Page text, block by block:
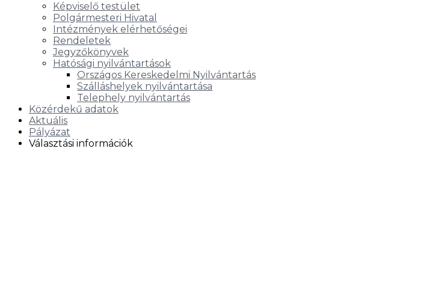
Képviselő testület
Polgármesteri Hivatal
Intézmények elérhetőségei
Rendeletek
Jegyzőkönyvek
Hatósági nyilvántartások
Országos Kereskedelmi Nyilvántartás
Szálláshelyek nyilvántartása
Telephely nyilvántartás
Közérdekű adatok
Aktuális
Pályázat
Választási információk